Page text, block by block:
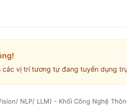
vị trí tương tự đang tuyển dụng
NLP/ LLM) - Khối Công Nghệ